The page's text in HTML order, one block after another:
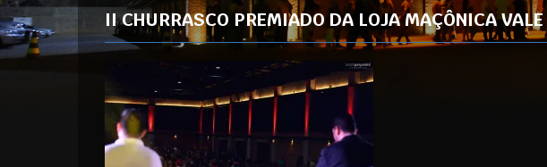
II CHURRASCO PREMIADO DA LOJA MAÇÔNICA